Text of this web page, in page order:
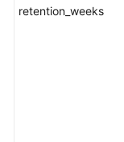
retention_weeks